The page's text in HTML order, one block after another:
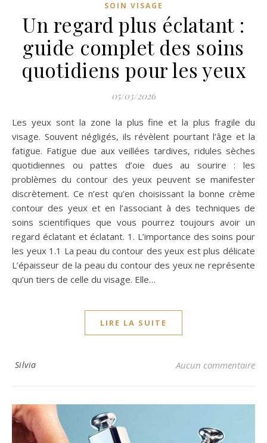
SOIN VISAGE
Un regard plus éclatant :
guide complet des soins
quotidiens pour les yeux
05/03/2026
Les yeux sont la zone la plus fine et la plus fragile du
visage. Souvent négligés, ils révèlent pourtant l’âge et la
fatigue. Fatigue due aux veillées tardives, ridules sèches
quotidiennes ou pattes d’oie dues au sourire : les
problèmes du contour des yeux peuvent se manifester
discrètement. Ce n’est qu’en choisissant la bonne crème
contour des yeux et en l’associant à des techniques de
soins scientifiques que vous pourrez toujours avoir un
regard éclatant et éclatant. 1. L’importance des soins pour
les yeux 1.1 La peau du contour des yeux est plus délicate
L’épaisseur de la peau du contour des yeux ne représente
qu’un tiers de celle du visage. Elle…
LIRE LA SUITE
Silvia Aucun commentaire